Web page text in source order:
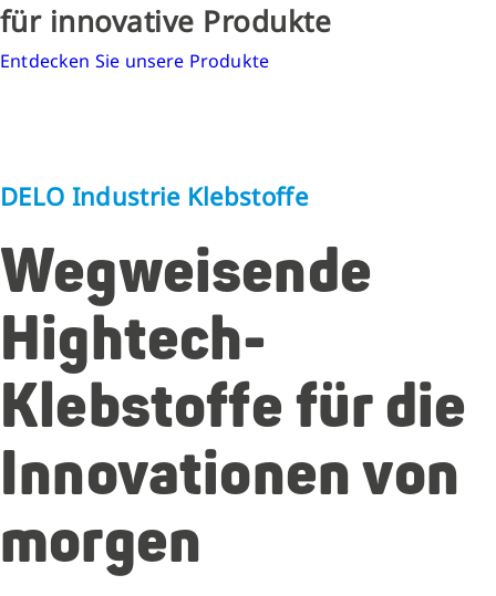
für innovative Produkte
Entdecken Sie unsere Produkte
DELO Industrie Klebstoffe
Wegweisende
Hightech-
Klebstoffe für die
Innovationen von
morgen